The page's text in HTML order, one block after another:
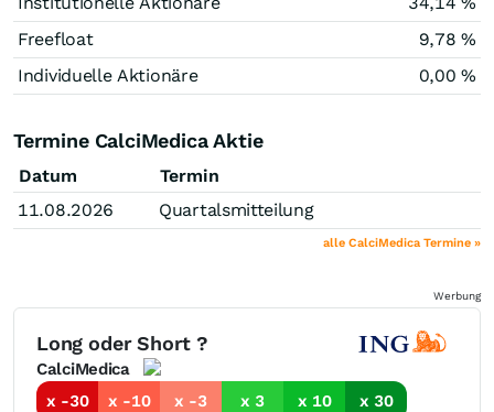
Freefloat
9,78 %
Individuelle Aktionäre
0,00 %
Termine CalciMedica Aktie
Datum
Termin
11.08.2026
Quartalsmitteilung
alle CalciMedica Termine »
Werbung
Long oder Short ?
CalciMedica
x -30
x -10 x -3 x 3 x 10 x 30